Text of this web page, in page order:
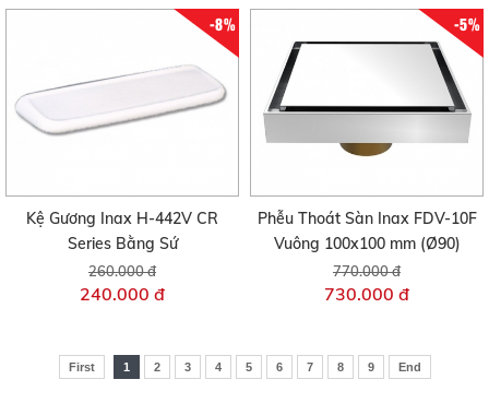
-8%
Kệ Gương Inax H-442V CR
Series Bằng Sứ
260.000 đ
240.000 đ
-5%
Phễu Thoát Sàn Inax FDV-10F
Vuông 100x100 mm (Ø90)
770.000 đ
730.000 đ
First 1 2 3 4 5 6 7 8 9 End